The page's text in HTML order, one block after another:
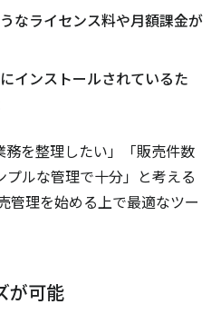
なライセンス料や月額課金が
インストールされているた
務を整理したい」「販売件数
ルな管理で十分」と考える
管理を始める上で最適なツー
が可能